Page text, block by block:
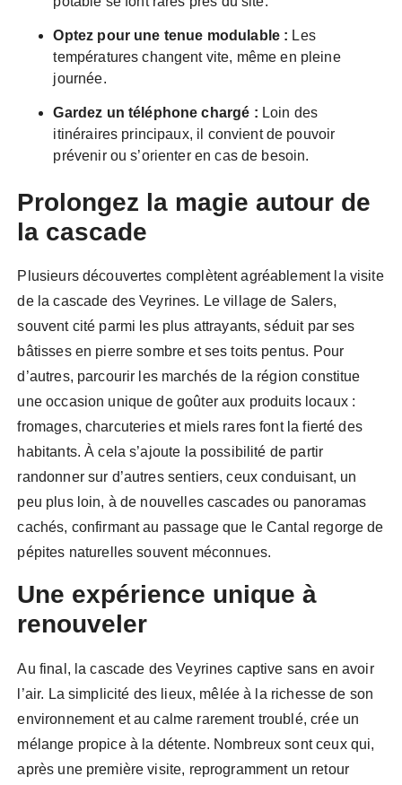
Optez pour une tenue modulable : Les
températures changent vite, même en pleine
journée.
Gardez un téléphone chargé : Loin des
itinéraires principaux, il convient de pouvoir
prévenir ou s’orienter en cas de besoin.
Prolongez la magie autour de
la cascade
Plusieurs découvertes complètent agréablement la visite
de la cascade des Veyrines. Le village de Salers,
souvent cité parmi les plus attrayants, séduit par ses
bâtisses en pierre sombre et ses toits pentus. Pour
d’autres, parcourir les marchés de la région constitue
une occasion unique de goûter aux produits locaux :
fromages, charcuteries et miels rares font la fierté des
habitants. À cela s’ajoute la possibilité de partir
randonner sur d’autres sentiers, ceux conduisant, un
peu plus loin, à de nouvelles cascades ou panoramas
cachés, confirmant au passage que le Cantal regorge de
pépites naturelles souvent méconnues.
Une expérience unique à
renouveler
Au final, la cascade des Veyrines captive sans en avoir
l’air. La simplicité des lieux, mêlée à la richesse de son
environnement et au calme rarement troublé, crée un
mélange propice à la détente. Nombreux sont ceux qui,
après une première visite, reprogramment un retour